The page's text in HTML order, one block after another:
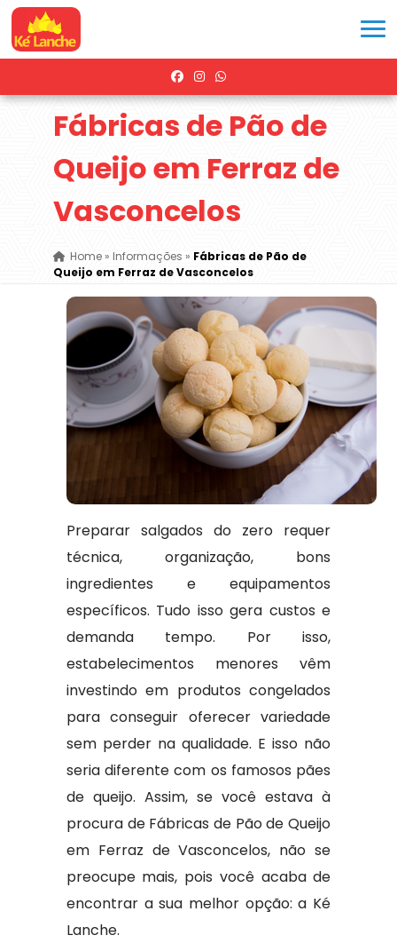
Fábricas de Pão de
Queijo em Ferraz de
Vasconcelos
Home» Informações » Fábricas de Pão de
Queijo em Ferraz de Vasconcelos
Preparar salgados do zero requer
técnica, organização, bons
ingredientes e equipamentos
específicos. Tudo isso gera custos e
demanda tempo. Por isso,
estabelecimentos menores vêm
investindo em produtos congelados
para conseguir oferecer variedade
sem perder na qualidade. E isso não
seria diferente com os famosos pães
de queijo. Assim, se você estava à
procura de Fábricas de Pão de Queijo
em Ferraz de Vasconcelos, não se
preocupe mais, pois você acaba de
encontrar a sua melhor opção: a Ké
Lanche.